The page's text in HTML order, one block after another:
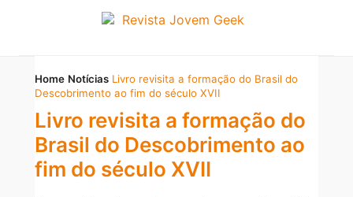
Home Notícias Livro revisita a formação do Brasil do
Descobrimento ao fim do século XVII
Livro revisita a formação do
Brasil do Descobrimento ao
fim do século XVII